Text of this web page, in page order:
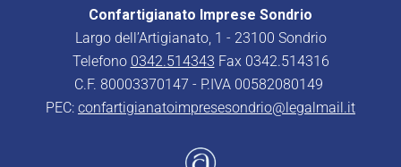
Confartigianato Imprese Sondrio
Largo dell’Artigianato, 1 - 23100 Sondrio
Telefono 0342.514343 Fax 0342.514316
C.F. 80003370147 - P.IVA 00582080149
PEC: confartigianatoimpresesondrio@legalmail.it